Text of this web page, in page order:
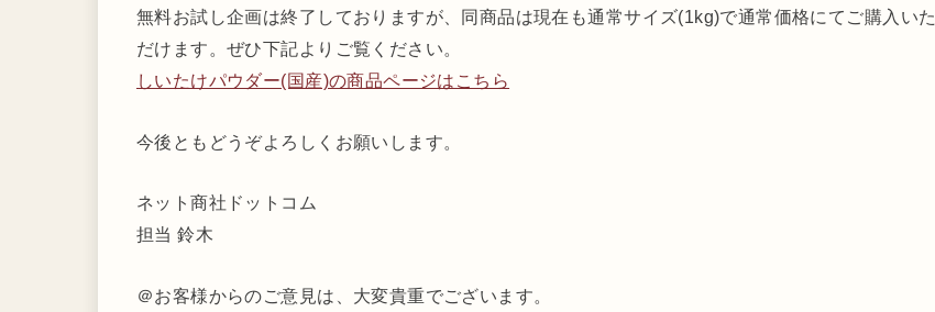
無料お試し企画は終了しておりますが、同商品は現在も通常サイズ(1kg)で通常価格にてご購入いた
だけます。ぜひ下記よりご覧ください。
しいたけパウダー(国産)の商品ページはこちら
今後ともどうぞよろしくお願いします。
ネット商社ドットコム
担当 鈴木
＠お客様からのご意見は、大変貴重でございます。